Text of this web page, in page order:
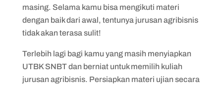
masing. Selama kamu bisa mengikuti materi
dengan baik dari awal, tentunya jurusan agribisnis
tidak akan terasa sulit!
Terlebih lagi bagi kamu yang masih menyiapkan
UTBK SNBT dan berniat untuk memilih kuliah
jurusan agribisnis. Persiapkan materi ujian secara